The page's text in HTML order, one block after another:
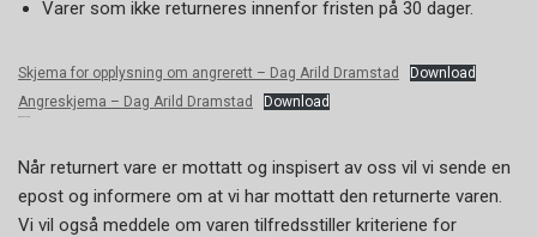
Varer som ikke returneres innenfor fristen på 30 dager.
Skjema for opplysning om angrerett – Dag Arild Dramstad
Download
Angreskjema – Dag Arild Dramstad
Download
Når returnert vare er mottatt og inspisert av oss vil vi sende en
epost og informere om at vi har mottatt den returnerte varen.
Vi vil også meddele om varen tilfredsstiller kriteriene for